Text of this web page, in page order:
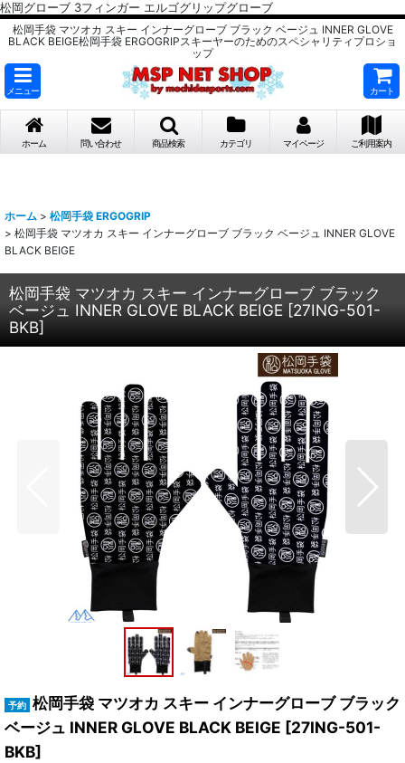
松岡グローブ 3フィンガー エルゴグリップグローブ
松岡手袋 マツオカ スキー インナーグローブ ブラック ベージュ INNER GLOVE
BLACK BEIGE松岡手袋 ERGOGRIPスキーヤーのためのスペシャリティプロショ
ップ
メニュー カート
ホーム 問い合わせ 商品検索 カテゴリ マイページ ご利用案内
ホーム > 松岡手袋 ERGOGRIP
> 松岡手袋 マツオカ スキー インナーグローブ ブラック ベージュ INNER GLOVE
BLACK BEIGE
松岡手袋 マツオカ スキー インナーグローブ ブラック
ベージュ INNER GLOVE BLACK BEIGE [27ING-501-
BKB]
松岡手袋 マツオカ スキー インナーグローブ ブラック
ベージュ INNER GLOVE BLACK BEIGE [27ING-501-
BKB]